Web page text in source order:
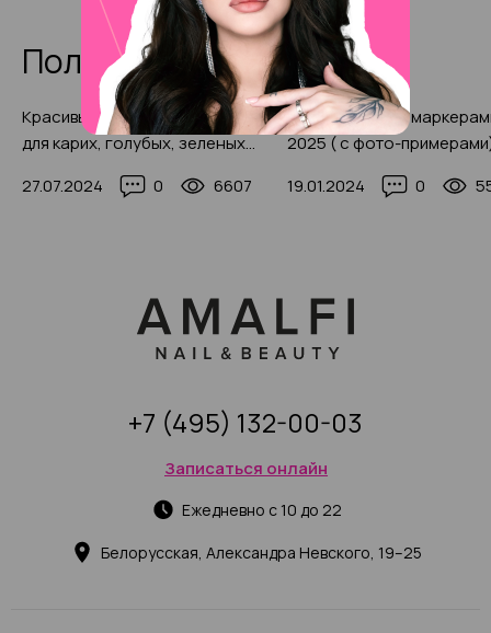
Полезные статьи
Красивый яркий макияж 2025
для карих, голубых, зеленых
фото-примерами
27.07.2024 0 6607
Макияж бровей
2025 ( с фото-
19.01.2024
0
Белорусская, Александра Невского, 19–25
Ежедневно с 10 до 22
Записаться онлайн
+7 (495) 132-00-03